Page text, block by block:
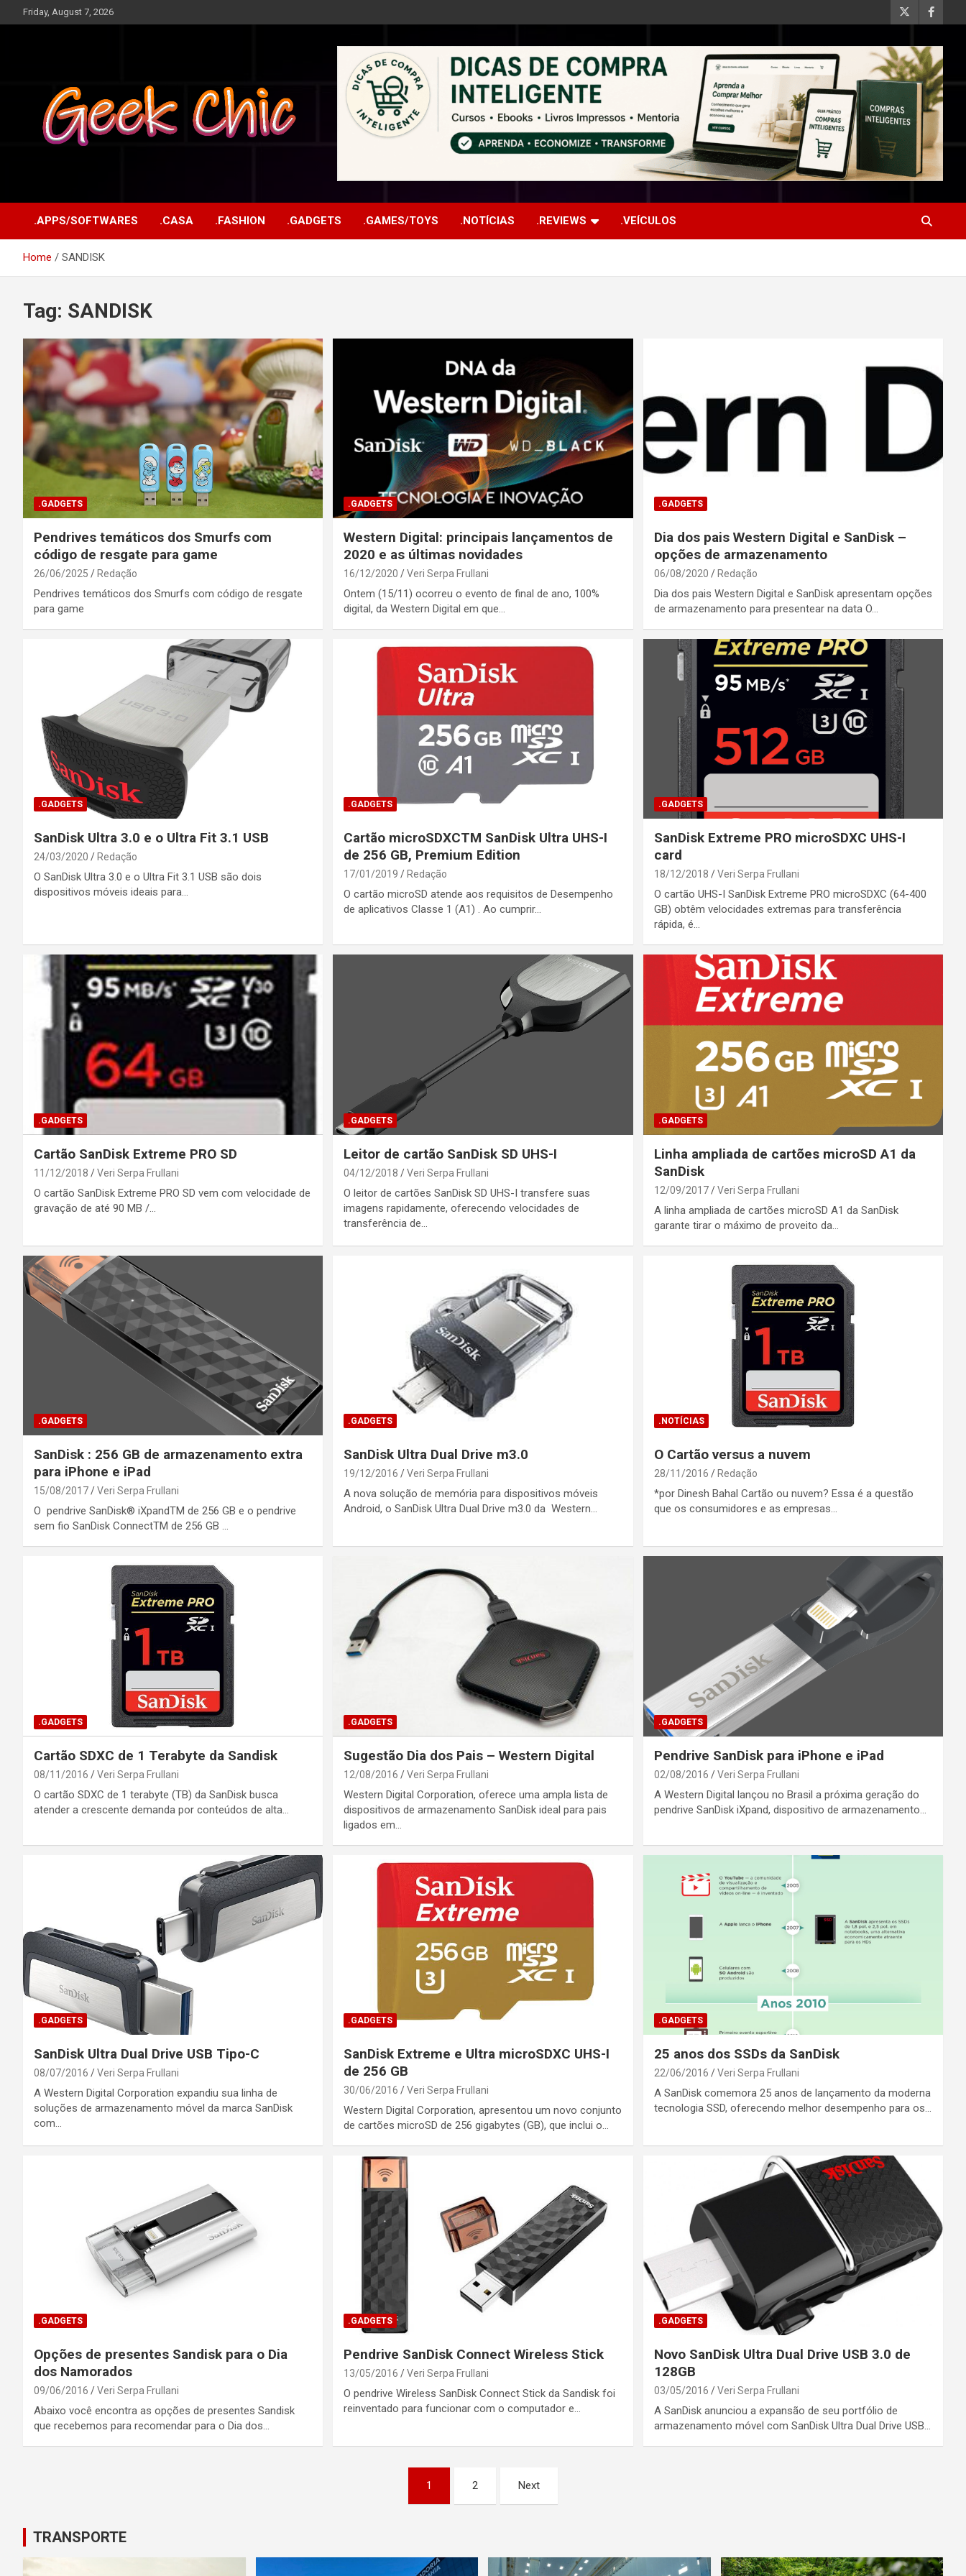
to
Friday, August 7, 2026
.APPS/SOFTWARES .CASA .FASHION .GADGETS .GAMES/TOYS .NOTÍCIAS .REVIEWS .VEÍCULOS
Home SANDISK
Tag: SANDISK
.GADGETS
Pendrives temáticos dos Smurfs com
código de resgate para game
26/06/2025 Redação
Pendrives temáticos dos Smurfs com código de resgate
para game
.GADGETS
Western Digital: principais lançamentos de
2020 e as últimas novidades
16/12/2020 Veri Serpa Frullani
Ontem (15/11) ocorreu o evento de final de ano, 100%
digital, da Western Digital em que…
.GADGETS
Dia dos pais Western Digital e SanDisk –
opções de armazenamento
06/08/2020 Redação
Dia dos pais Western Digital e SanDisk apresentam opções
de armazenamento para presentear na data O…
.GADGETS
SanDisk Ultra 3.0 e o Ultra Fit 3.1 USB
24/03/2020 Redação
O SanDisk Ultra 3.0 e o Ultra Fit 3.1 USB são dois
dispositivos móveis ideais para…
.GADGETS
Cartão microSDXCTM SanDisk Ultra UHS-I
de 256 GB, Premium Edition
17/01/2019 Redação
O cartão microSD atende aos requisitos de Desempenho
de aplicativos Classe 1 (A1) . Ao cumprir…
.GADGETS
SanDisk Extreme PRO microSDXC UHS-I
card
18/12/2018 Veri Serpa Frullani
O cartão UHS-I SanDisk Extreme PRO microSDXC (64-400
GB) obtêm velocidades extremas para transferência
rápida, é…
.GADGETS
Cartão SanDisk Extreme PRO SD
11/12/2018 Veri Serpa Frullani
O cartão SanDisk Extreme PRO SD vem com velocidade de
gravação de até 90 MB /…
.GADGETS
Leitor de cartão SanDisk SD UHS-I
04/12/2018 Veri Serpa Frullani
O leitor de cartões SanDisk SD UHS-I transfere suas
imagens rapidamente, oferecendo velocidades de
transferência de…
.GADGETS
Linha ampliada de cartões microSD A1 da
SanDisk
12/09/2017 Veri Serpa Frullani
A linha ampliada de cartões microSD A1 da SanDisk
garante tirar o máximo de proveito da…
.GADGETS
SanDisk : 256 GB de armazenamento extra
para iPhone e iPad
15/08/2017 Veri Serpa Frullani
O pendrive SanDisk® iXpandTM de 256 GB e o pendrive
sem fio SanDisk ConnectTM de 256 GB …
.GADGETS
SanDisk Ultra Dual Drive m3.0
19/12/2016 Veri Serpa Frullani
A nova solução de memória para dispositivos móveis
Android, o SanDisk Ultra Dual Drive m3.0 da Western…
.NOTÍCIAS
O Cartão versus a nuvem
28/11/2016 Redação
*por Dinesh Bahal Cartão ou nuvem? Essa é a questão
que os consumidores e as empresas…
.GADGETS
Cartão SDXC de 1 Terabyte da Sandisk
08/11/2016 Veri Serpa Frullani
O cartão SDXC de 1 terabyte (TB) da SanDisk busca
atender a crescente demanda por conteúdos de alta…
.GADGETS
Sugestão Dia dos Pais – Western Digital
12/08/2016 Veri Serpa Frullani
Western Digital Corporation, oferece uma ampla lista de
dispositivos de armazenamento SanDisk ideal para pais
ligados em…
.GADGETS
Pendrive SanDisk para iPhone e iPad
02/08/2016 Veri Serpa Frullani
A Western Digital lançou no Brasil a próxima geração do
pendrive SanDisk iXpand, dispositivo de armazenamento…
.GADGETS
SanDisk Ultra Dual Drive USB Tipo-C
08/07/2016 Veri Serpa Frullani
A Western Digital Corporation expandiu sua linha de
soluções de armazenamento móvel da marca SanDisk
com…
.GADGETS
SanDisk Extreme e Ultra microSDXC UHS-I
de 256 GB
30/06/2016 Veri Serpa Frullani
Western Digital Corporation, apresentou um novo conjunto
de cartões microSD de 256 gigabytes (GB), que inclui o…
.GADGETS
25 anos dos SSDs da SanDisk
22/06/2016 Veri Serpa Frullani
A SanDisk comemora 25 anos de lançamento da moderna
tecnologia SSD, oferecendo melhor desempenho para os…
.GADGETS
Opções de presentes Sandisk para o Dia
dos Namorados
09/06/2016 Veri Serpa Frullani
Abaixo você encontra as opções de presentes Sandisk
que recebemos para recomendar para o Dia dos…
.GADGETS
Pendrive SanDisk Connect Wireless Stick
13/05/2016 Veri Serpa Frullani
O pendrive Wireless SanDisk Connect Stick da Sandisk foi
reinventado para funcionar com o computador e…
.GADGETS
Novo SanDisk Ultra Dual Drive USB 3.0 de
128GB
03/05/2016 Veri Serpa Frullani
A SanDisk anunciou a expansão de seu portfólio de
armazenamento móvel com SanDisk Ultra Dual Drive USB…
1 2 Next
TRANSPORTE